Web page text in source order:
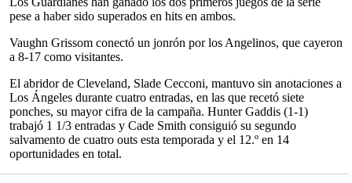
pese a haber sido superados en hits en ambos.
Vaughn Grissom conectó un jonrón por los Angelinos, que cayeron
a 8-17 como visitantes.
El abridor de Cleveland, Slade Cecconi, mantuvo sin anotaciones a
Los Ángeles durante cuatro entradas, en las que recetó siete
ponches, su mayor cifra de la campaña. Hunter Gaddis (1-1)
trabajó 1 1/3 entradas y Cade Smith consiguió su segundo
salvamento de cuatro outs esta temporada y el 12.º en 14
oportunidades en total.